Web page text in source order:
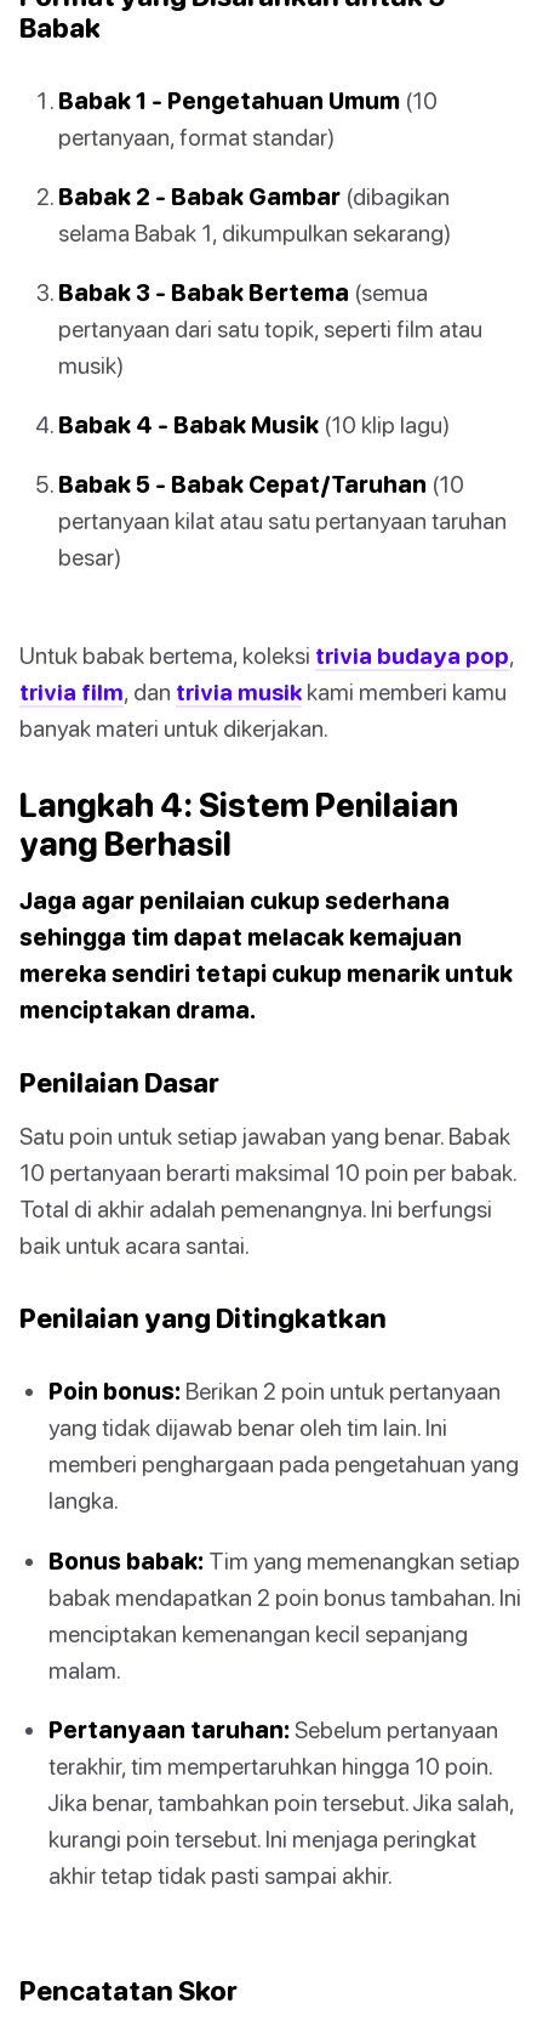
Babak
Babak 1 - Pengetahuan Umum (10
pertanyaan, format standar)
Babak 2 - Babak Gambar (dibagikan
selama Babak 1, dikumpulkan sekarang)
Babak 3 - Babak Bertema (semua
pertanyaan dari satu topik, seperti film atau
musik)
Babak 4 - Babak Musik (10 klip lagu)
Babak 5 - Babak Cepat/Taruhan (10
pertanyaan kilat atau satu pertanyaan taruhan
besar)
Untuk babak bertema, koleksi trivia budaya pop,
trivia film, dan trivia musik kami memberi kamu
banyak materi untuk dikerjakan.
Langkah 4: Sistem Penilaian
yang Berhasil
Jaga agar penilaian cukup sederhana
sehingga tim dapat melacak kemajuan
mereka sendiri tetapi cukup menarik untuk
menciptakan drama.
Penilaian Dasar
Satu poin untuk setiap jawaban yang benar. Babak
10 pertanyaan berarti maksimal 10 poin per babak.
Total di akhir adalah pemenangnya. Ini berfungsi
baik untuk acara santai.
Penilaian yang Ditingkatkan
Poin bonus: Berikan 2 poin untuk pertanyaan
yang tidak dijawab benar oleh tim lain. Ini
memberi penghargaan pada pengetahuan yang
langka.
Bonus babak: Tim yang memenangkan setiap
babak mendapatkan 2 poin bonus tambahan. Ini
menciptakan kemenangan kecil sepanjang
malam.
Pertanyaan taruhan: Sebelum pertanyaan
terakhir, tim mempertaruhkan hingga 10 poin.
Jika benar, tambahkan poin tersebut. Jika salah,
kurangi poin tersebut. Ini menjaga peringkat
akhir tetap tidak pasti sampai akhir.
Pencatatan Skor